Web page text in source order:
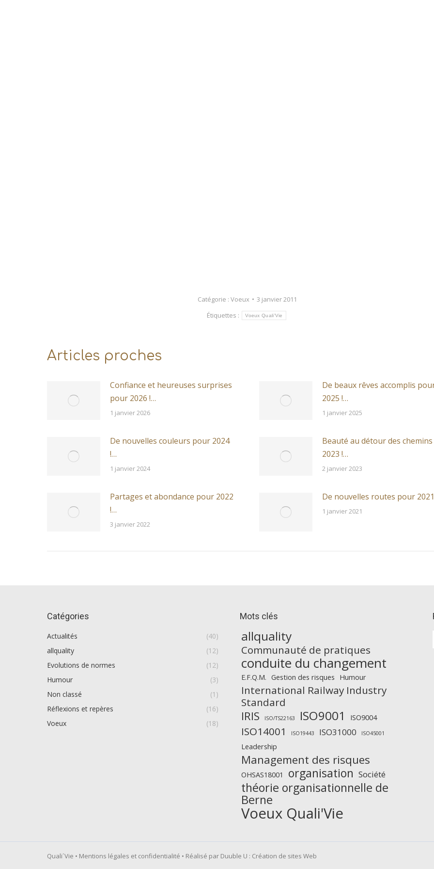
Catégorie : Voeux
3 janvier 2011
Étiquettes :
Voeux Quali'Vie
Articles proches
Confiance et heureuses surprises
pour 2026 !…
1 janvier 2026
De beaux rêves accomplis
2025 !…
1 janvier 2025
De nouvelles couleurs pour 2024
!…
1 janvier 2024
Beauté au détour des chemins
2023 !…
2 janvier 2023
Partages et abondance pour 2022
!…
3 janvier 2022
De nouvelles routes pour
1 janvier 2021
Catégories
Actualités
(40)
allquality
(12)
Evolutions de normes
(12)
Humour
(3)
Non classé
(1)
Réflexions et repères
(16)
Voeux
(18)
Mots clés
allquality
Communauté de pratiques
conduite du changement
E.F.Q.M. Gestion des risques Humour
International Railway Industry
Standard
IRIS ISO/TS22163 ISO9001 ISO9004
ISO14001 ISO19443 ISO31000 ISO45001
Leadership
Management des risques
OHSAS18001 organisation Société
théorie organisationnelle de
Berne
Voeux Quali'Vie
Quali´Vie • Mentions légales et confidentialité • Réalisé par Duuble U : Création de sites Web